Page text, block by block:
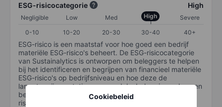
Cookiebeleid
ESG-risicocategorie High
Negligible Low Med High
Severe
0-10
10-20 20-30 30-40 40+
ESG-risico is een maatstaf voor hoe goed een bedrijf
materiële ESG-risico's beheert. De ESG-risicocategorie
van Sustainalytics is ontworpen om beleggers te helpen
bij het identificeren en begrijpen van financieel materiële
ESG-risico's op bedrijfsniveau en hoe deze de
langetermijnprestaties van aandelenbeleggingen kunnen
beïnvloeden. De schaal loopt van 0-100. Hoe lager het
risico, hoe beter (0 staat voor geen risico en 100 voor